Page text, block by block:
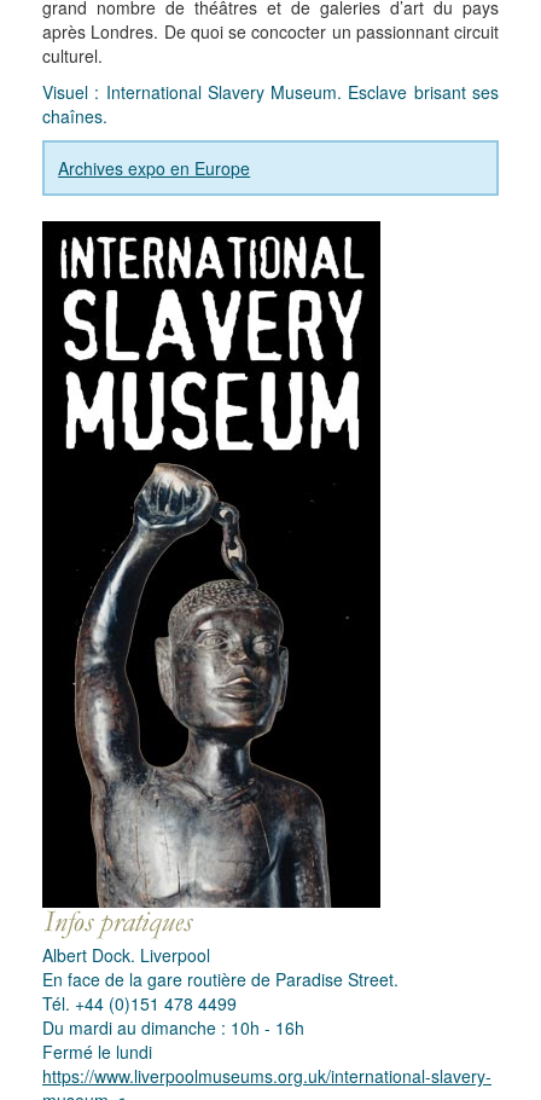
grand nombre de théâtres et de galeries d’art du pays
après Londres. De quoi se concocter un passionnant circuit
culturel.
Visuel : International Slavery Museum. Esclave brisant ses
chaînes.
Archives expo en Europe
Albert Dock. Liverpool
En face de la gare routière de Paradise Street.
Tél. +44 (0)151 478 4499
Du mardi au dimanche : 10h - 16h
Fermé le lundi
https://www.liverpoolmuseums.org.uk/international-slavery-